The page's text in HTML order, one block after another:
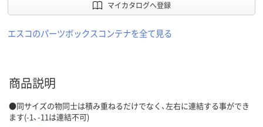
マイカタログへ登録
エスコのパーツボックスコンテナを全て見る
商品説明
●同サイズの物同士は積み重ねるだけでなく、左右に連結する事ができ
ます(-1、-11は連結不可)